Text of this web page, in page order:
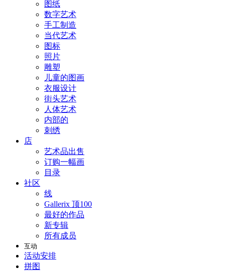
图纸
数字艺术
手工制造
当代艺术
图标
照片
雕塑
儿童的图画
衣服设计
街头艺术
人体艺术
内部的
刺绣
店
艺术品出售
订购一幅画
目录
社区
线
Gallerix 顶100
最好的作品
新专辑
所有成员
互动
活动安排
拼图